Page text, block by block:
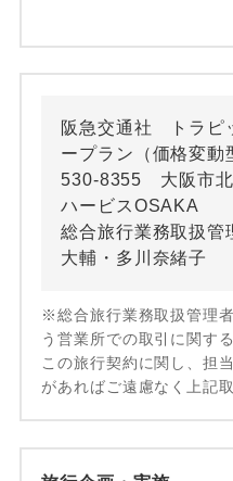
阪急交通社 トラピ
ープラン（価格変動
530-8355 大阪市
ハービスOSAKA
総合旅行業務取扱管
大輔・多川奈緒子
※総合旅行業務取扱管理
う営業所での取引に関す
この旅行契約に関し、担
があればご遠慮なく上記